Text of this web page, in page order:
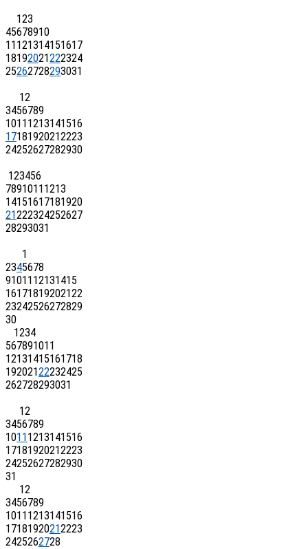
123
45678910
11121314151617
18192021222324
25262728293031
12
3456789
10111213141516
17181920212223
24252627282930
123456
78910111213
14151617181920
21222324252627
28293031
1
2345678
9101112131415
16171819202122
23242526272829
30
1234
567891011
12131415161718
19202122232425
262728293031
12
3456789
10111213141516
17181920212223
24252627282930
31
12
3456789
10111213141516
17181920212223
2425262728